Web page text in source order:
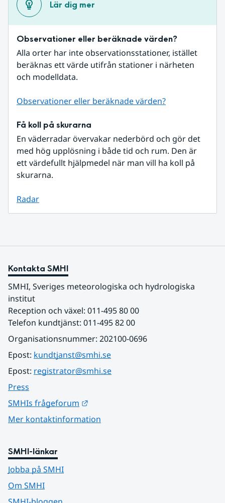
Lär dig mer
Observationer eller beräknade värden?
Alla orter har inte observationsstationer, istället
beräknas ett värde utifrån stationer i närheten
och modelldata.
Observationer eller beräknade värden?
Få koll på skurarna
En väderradar övervakar nederbörd och gör det
med hög upplösning i både tid och rum. Den är
ett värdefullt hjälpmedel när man vill ha koll på
skurarna.
Radar
Kontakta SMHI
SMHI, Sveriges meteorologiska och hydrologiska
institut
Reception och växel: 011-495 80 00
Telefon kundtjänst: 011-495 82 00
Organisationsnummer: 202100-0696
Epost: kundtjanst@smhi.se
Epost: registrator@smhi.se
Press
SMHIs frågeforum
Mer kontaktinformation
SMHI-länkar
Jobba på SMHI
Om SMHI